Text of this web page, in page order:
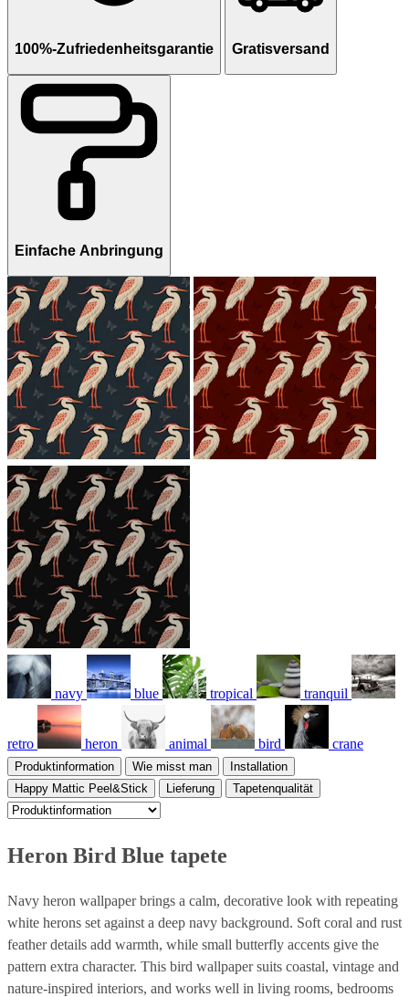
100%-Zufriedenheitsgarantie Gratisversand
Einfache Anbringung
navy blue tropical tranquil
retro heron animal bird crane
Produktinformation Wie misst man
Installation
Happy Mattic Peel&Stick
Lieferung Tapetenqualität
Heron Bird Blue tapete
Navy heron wallpaper brings a calm, decorative look with repeating
white herons set against a deep navy background. Soft coral and rust
feather details add warmth, while small butterfly accents give the
pattern extra character. This bird wallpaper suits coastal, vintage and
nature-inspired interiors, and works well in living rooms, bedrooms